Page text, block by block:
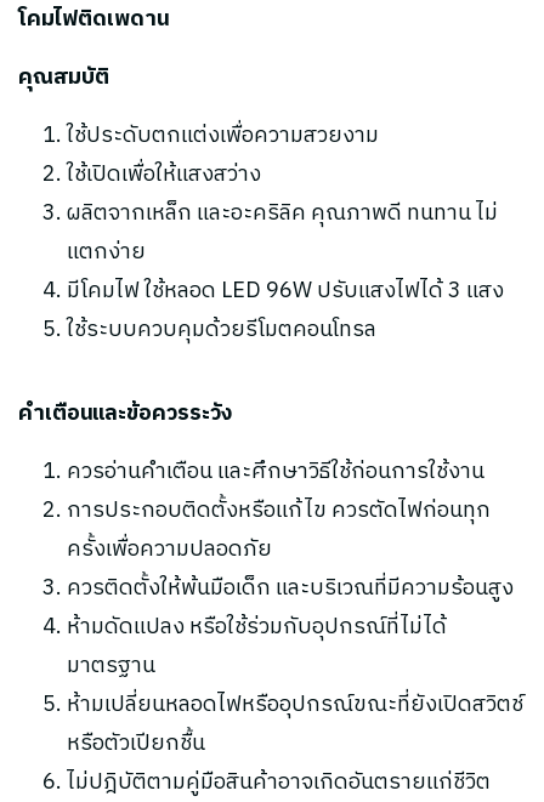
โคมไฟติดเพดาน
คุณสมบัติ
ใช้ประดับตกแต่งเพื่อความสวยงาม
ใช้เปิดเพื่อให้แสงสว่าง
ผลิตจากเหล็ก และอะคริลิค คุณภาพดี ทนทาน ไม่
แตกง่าย
มีโคมไฟ ใช้หลอด LED 96W ปรับแสงไฟได้ 3 แสง
ใช้ระบบควบคุมด้วยรีโมตคอนโทรล
คำเตือนและข้อควรระวัง
ควรอ่านคำเตือน และศึกษาวิธีใช้ก่อนการใช้งาน
การประกอบติดตั้งหรือแก้ไข ควรตัดไฟก่อนทุก
ครั้งเพื่อความปลอดภัย
ควรติดตั้งให้พ้นมือเด็ก และบริเวณที่มีความร้อนสูง
ห้ามดัดแปลง หรือใช้ร่วมกับอุปกรณ์ที่ไม่ได้
มาตรฐาน
ห้ามเปลี่ยนหลอดไฟหรืออุปกรณ์ขณะที่ยังเปิดสวิตช์
หรือตัวเปียกชื้น
ไม่ปฎิบัติตามคู่มือสินค้าอาจเกิดอันตรายแก่ชีวิต